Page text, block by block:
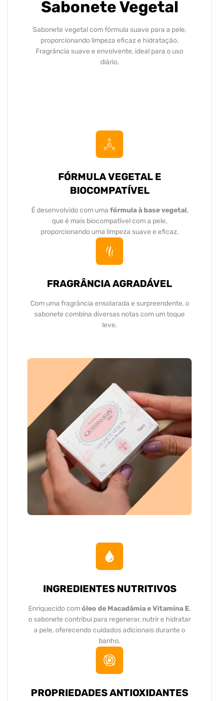
Sabonete Vegetal
Sabonete vegetal com fórmula suave para a pele,
proporcionando limpeza eficaz e hidratação.
Fragrância suave e envolvente, ideal para o uso
diário.
FÓRMULA VEGETAL E
BIOCOMPATÍVEL
É desenvolvido com uma fórmula à base vegetal,
que é mais biocompatível com a pele,
proporcionando uma limpeza suave e eficaz.
FRAGRÂNCIA AGRADÁVEL
Com uma fragrância ensolarada e surpreendente, o
sabonete combina diversas notas com um toque
leve.
INGREDIENTES NUTRITIVOS
Enriquecido comóleo de Macadâmia e Vitamina E,
o sabonete contribui para regenerar, nutrir e hidratar
a pele, oferecendo cuidados adicionais durante o
banho.
PROPRIEDADES ANTIOXIDANTES